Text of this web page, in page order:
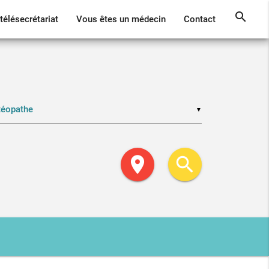
Vous êtes un médecin Contact search
▼
location_on search